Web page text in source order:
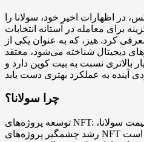
در اظهارات اخیر خود، سولانا را
برای معامله در آستانه انتخابات
کرد. هیز، که به عنوان یکی از
دیجیتال شناخته می‌شود، معتقد
بالاتری نسبت به بیت کوین دارد و
چرا سولانا؟
توسعه پروژه‌های NFT: یکی از دلایل اصلی افزایش قیمت سولانا،
رشد چشمگیر پروژه‌های NFT مبتنی بر این پلتفرم است. NFTها یا